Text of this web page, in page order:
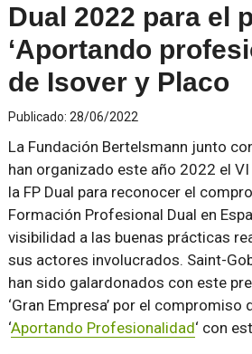
Dual 2022 para el
‘Aportando
de Isover y Placo
Publicado: 28/06/2022
La Fundación Bertelsmann junto
han organizado este año 2022 el
la FP Dual para reconocer el
Formación Profesional Dual en
visibilidad a las buenas prácticas
sus actores involucrados. Saint-
han sido galardonados con este
‘Gran Empresa’ por el compromiso
‘Aportando Profesionalidad‘ con